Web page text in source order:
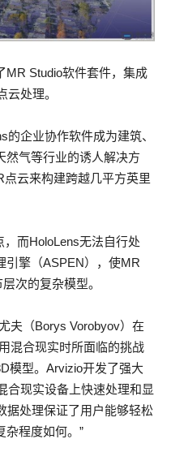
MR Studio软件套件，集成
处理。
企业协作软件成为建筑、
然气等行业的诱人解决方
云来构建跨越几平方英里
而HoloLens无法自行处
引擎（ASPEN），使MR
次的复杂模型。
夫（Borys Vorobyov）在
混合现实时所面临的挑战
模型。Arvizio开发了强大
合现实设备上快速处理和显
据处理保证了用户能够轻松
杂程度如何。”